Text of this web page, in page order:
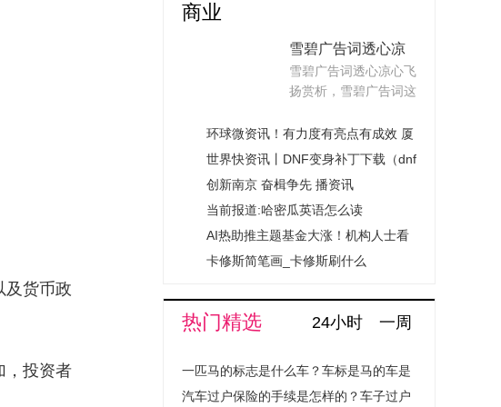
及货币政
，投资者
更可靠
商业
雪碧广告词透心凉
心飞扬赏析（雪碧
广告词）
雪碧广告词透心凉心飞
扬赏析，雪碧广告词这
环球微资讯！有力度有亮点有成效 厦
门2023年“安全生产月”活动圆满落幕
世界快资讯丨DNF变身补丁下载（dnf
变身）
创新南京 奋楫争先 播资讯
当前报道:哈密瓜英语怎么读
cantaloup（哈密瓜英语）
AI热助推主题基金大涨！机构人士看
多的理由在这里 最新消息
卡修斯简笔画_卡修斯刷什么
热门精选 24小时 一周
一匹马的标志是什么车？车标是马的车是
什么汽车？
汽车过户保险的手续是怎样的？车子过户